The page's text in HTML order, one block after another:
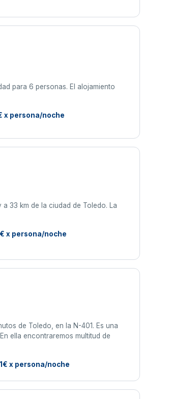
para 6 personas. El alojamiento
x persona/noche
33 km de la ciudad de Toledo. La
x persona/noche
de Toledo, en la N-401. Es una
ella encontraremos multitud de
x persona/noche